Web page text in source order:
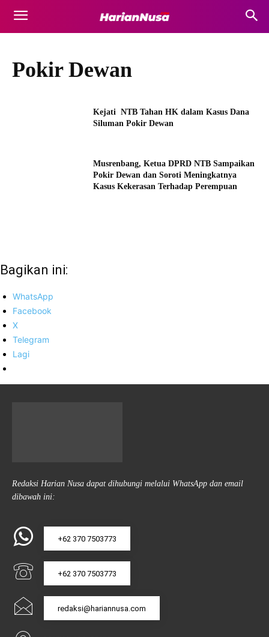
Pokir Dewan
Kejati NTB Tahan HK dalam Kasus Dana
Siluman Pokir Dewan
Musrenbang, Ketua DPRD NTB Sampaikan
Pokir Dewan dan Soroti Meningkatnya
Kasus Kekerasan Terhadap Perempuan
Bagikan ini:
WhatsApp
Facebook
X
Telegram
Lagi
Redaksi Harian Nusa dapat dihubungi melalui WhatsApp dan email
dibawah ini:
+62 370 7503773
+62 370 7503773
redaksi@hariannusa.com